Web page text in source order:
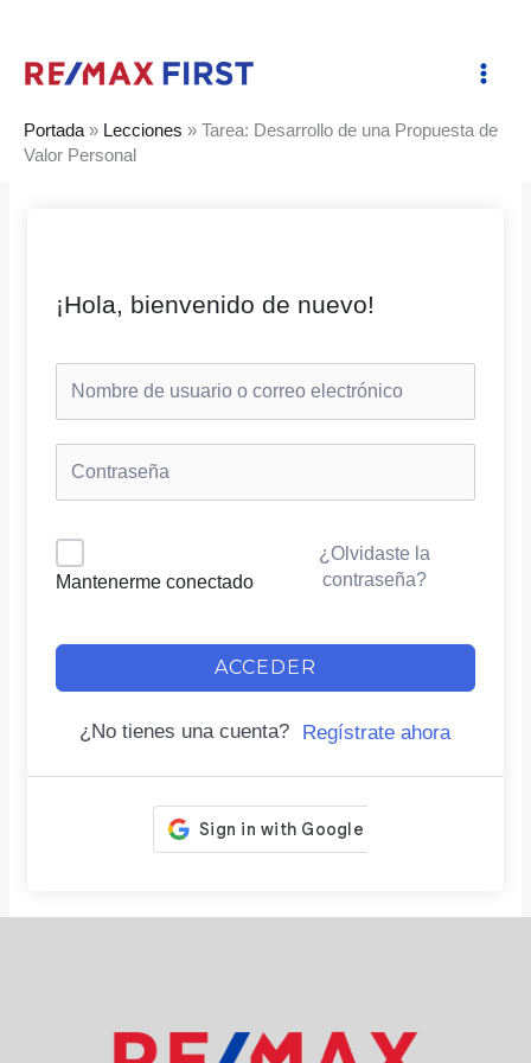
contenido
Portada » Lecciones » Tarea: Desarrollo de una Propuesta de
Valor Personal
¡Hola, bienvenido de nuevo!
Mantenerme conectado
¿Olvidaste la
contraseña?
ACCEDER
¿No tienes una cuenta? Regístrate ahora